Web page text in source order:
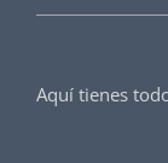
Aquí tienes